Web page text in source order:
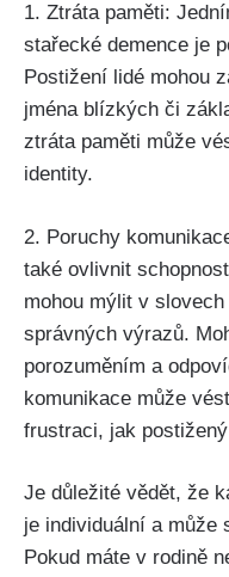
1. Ztráta paměti:
stařecké demence je
Postižení lidé mohou
jména blízkých či
ztráta paměti může
identity.
2. Poruchy
také ovlivnit
mohou mýlit v
správných výrazů.
porozuměním a
komunikace může
frustraci, jak
Je důležité vědět, že
je individuální a může
Pokud máte v rodině